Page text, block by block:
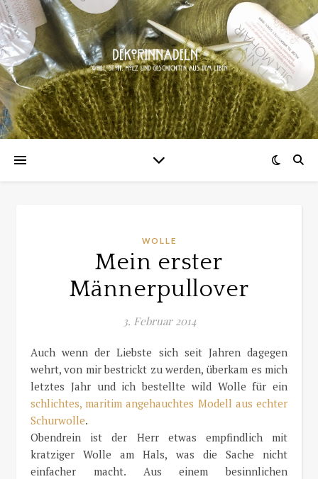
WOLLE
Mein erster
Männerpullover
3. Februar 2014
Auch wenn der Liebste sich seit Jahren dagegen
wehrt, von mir bestrickt zu werden, überkam es mich
letztes Jahr und ich bestellte wild Wolle für ein
schlichtes, maritim angehauchtes Modell aus echter
Schurwolle.
Obendrein ist der Herr etwas empfindlich mit
kratziger Wolle am Hals, was die Sache nicht
einfacher macht. Aus einem besinnlichen